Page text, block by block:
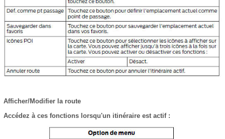
Afficher/Modifier la route
Accédez à ces fonctions lorsqu'un itinéraire est actif :